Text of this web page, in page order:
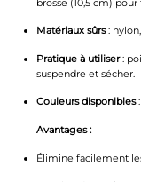
Matériaux sûrs:
Pratique à utiliser:
suspendre et sécher.
Couleurs disponibles:
Avantages :
Élimine facilement